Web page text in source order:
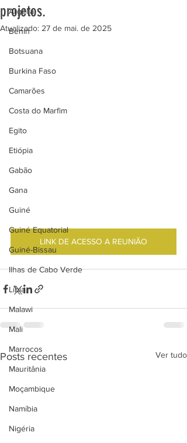
Argélia
Benin
Botsuana
Burkina Faso
Camarões
Costa do Marfim
Egito
Etiópia
Gabão
Gana
Guiné
Guiné Equatorial
Guiné-Bissau
Ilhas de Cabo Verde
Líbia
Malawi
Mali
Marrocos
Mauritânia
Moçambique
Namíbia
Nigéria
projetos.
Atualizado: 27 de mai. de 2025
LINK DE ACESSO A REUNIÃO
Posts recentes Ver tudo